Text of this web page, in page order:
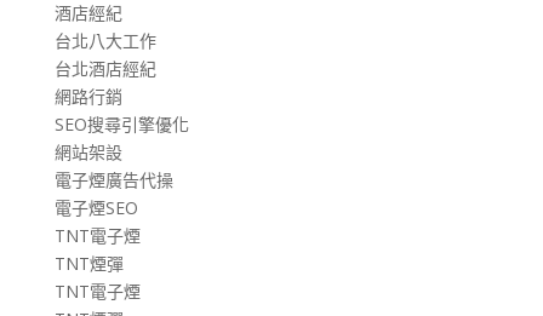
酒店經紀
台北八大工作
台北酒店經紀
網路行銷
SEO搜尋引擎優化
網站架設
電子煙廣告代操
電子煙SEO
TNT電子煙
TNT煙彈
TNT電子煙